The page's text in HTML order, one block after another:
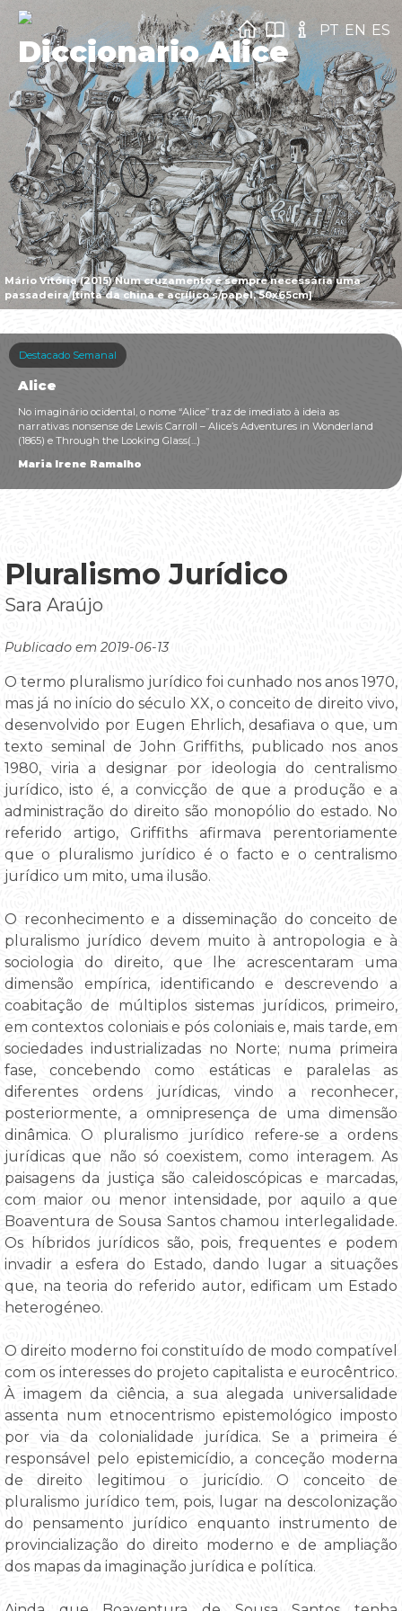
Mário Vitória (2015) Num cruzamento é sempre necessária uma
passadeira [tinta da china e acrílico s/papel, 50x65cm]
Diccionario Alice
PT EN ES
Destacado Semanal
Alice
No imaginário ocidental, o nome “Alice” traz de imediato à ideia as
narrativas nonsense de Lewis Carroll – Alice’s Adventures in Wonderland
(1865) e Through the Looking Glass(...)
Maria Irene Ramalho
Pluralismo Jurídico
Sara Araújo
Publicado em 2019-06-13
O termo pluralismo jurídico foi cunhado nos anos 1970,
mas já no início do século XX, o conceito de direito vivo,
desenvolvido por Eugen Ehrlich, desafiava o que, um
texto seminal de John Griffiths, publicado nos anos
1980, viria a designar por ideologia do centralismo
jurídico, isto é, a convicção de que a produção e a
administração do direito são monopólio do estado. No
referido artigo, Griffiths afirmava perentoriamente
que o pluralismo jurídico é o facto e o centralismo
jurídico um mito, uma ilusão.
O reconhecimento e a disseminação do conceito de
pluralismo jurídico devem muito à antropologia e à
sociologia do direito, que lhe acrescentaram uma
dimensão empírica, identificando e descrevendo a
coabitação de múltiplos sistemas jurídicos, primeiro,
em contextos coloniais e pós coloniais e, mais tarde, em
sociedades industrializadas no Norte; numa primeira
fase, concebendo como estáticas e paralelas as
diferentes ordens jurídicas, vindo a reconhecer,
posteriormente, a omnipresença de uma dimensão
dinâmica. O pluralismo jurídico refere-se a ordens
jurídicas que não só coexistem, como interagem. As
paisagens da justiça são caleidoscópicas e marcadas,
com maior ou menor intensidade, por aquilo a que
Boaventura de Sousa Santos chamou interlegalidade.
Os híbridos jurídicos são, pois, frequentes e podem
invadir a esfera do Estado, dando lugar a situações
que, na teoria do referido autor, edificam um Estado
heterogéneo.
O direito moderno foi constituído de modo compatível
com os interesses do projeto capitalista e eurocêntrico.
À imagem da ciência, a sua alegada universalidade
assenta num etnocentrismo epistemológico imposto
por via da colonialidade jurídica. Se a primeira é
responsável pelo epistemicídio, a conceção moderna
de direito legitimou o juricídio. O conceito de
pluralismo jurídico tem, pois, lugar na descolonização
do pensamento jurídico enquanto instrumento de
provincialização do direito moderno e de ampliação
dos mapas da imaginação jurídica e política.